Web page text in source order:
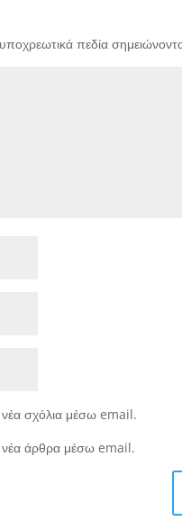
πεδία
νέα σχόλια μέσω email.
νέα άρθρα μέσω email.